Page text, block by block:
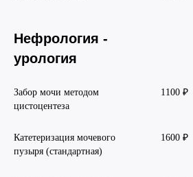
Нефрология -
урология
Забор мочи методом
цистоцентеза
1100 ₽
Катетеризация мочевого
пузыря (стандартная)
1600 ₽